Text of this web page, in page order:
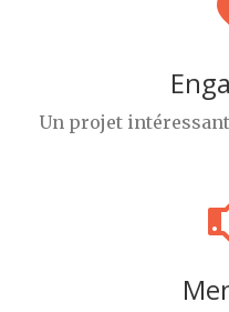
Un projet